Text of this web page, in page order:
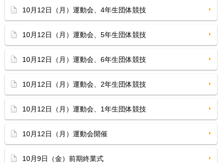
10月12日（月）運動会、4年生団体競技
10月12日（月）運動会、5年生団体競技
10月12日（月）運動会、6年生団体競技
10月12日（月）運動会、2年生団体競技
10月12日（月）運動会、1年生団体競技
10月12日（月）運動会開催
10月9日（金）前期終業式